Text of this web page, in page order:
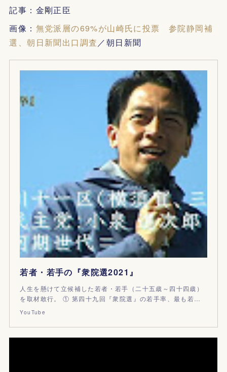
記事：金剛正臣
画像： 無党派層の69%が山崎氏に投票 参院静岡補
選、朝日新聞出口調査 ／朝日新聞
若者・若手の『衆院選2021』
人生を懸けて立候補した若者・若手（二十五歳～四十四歳）
を取材敢行。 ① 第四十九回『衆院選』の若手率、最も若…
YouTube